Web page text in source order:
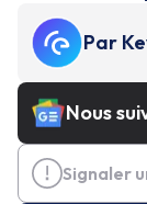
Par
Nous
Signaler